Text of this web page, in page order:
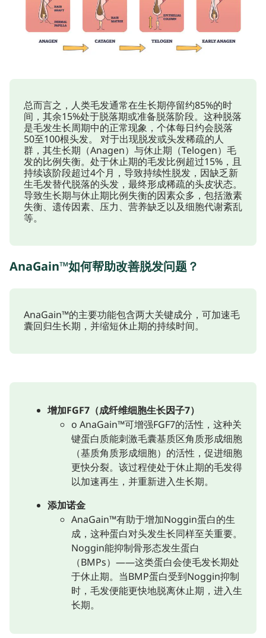
总而言之，人类毛发通常在生长期停留约85%的时
间，其余15%处于脱落期或准备脱落阶段。这种脱落
是毛发生长周期中的正常现象，个体每日约会脱落
50至100根头发。 对于出现脱发或头发稀疏的人
群，其生长期（Anagen）与休止期（Telogen）毛
发的比例失衡。处于休止期的毛发比例超过15%，且
持续该阶段超过4个月，导致持续性脱发，因缺乏新
生毛发替代脱落的头发，最终形成稀疏的头皮状态。
导致生长期与休止期比例失衡的因素众多，包括激素
失衡、遗传因素、压力、营养缺乏以及细胞代谢紊乱
等。
AnaGain™如何帮助改善脱发问题？
AnaGain™的主要功能包含两大关键成分，可加速毛
囊回归生长期，并缩短休止期的持续时间。
增加FGF7（成纤维细胞生长因子7）
o AnaGain™可增强FGF7的活性，这种关
键蛋白质能刺激毛囊基质区角质形成细胞
（基质角质形成细胞）的活性，促进细胞
更快分裂。该过程使处于休止期的毛发得
以加速再生，并重新进入生长期。
添加诺金
AnaGain™有助于增加Noggin蛋白的生
成，这种蛋白对头发生长同样至关重要。
Noggin能抑制骨形态发生蛋白
（BMPs）——这类蛋白会使毛发长期处
于休止期。当BMP蛋白受到Noggin抑制
时，毛发便能更快地脱离休止期，进入生
长期。